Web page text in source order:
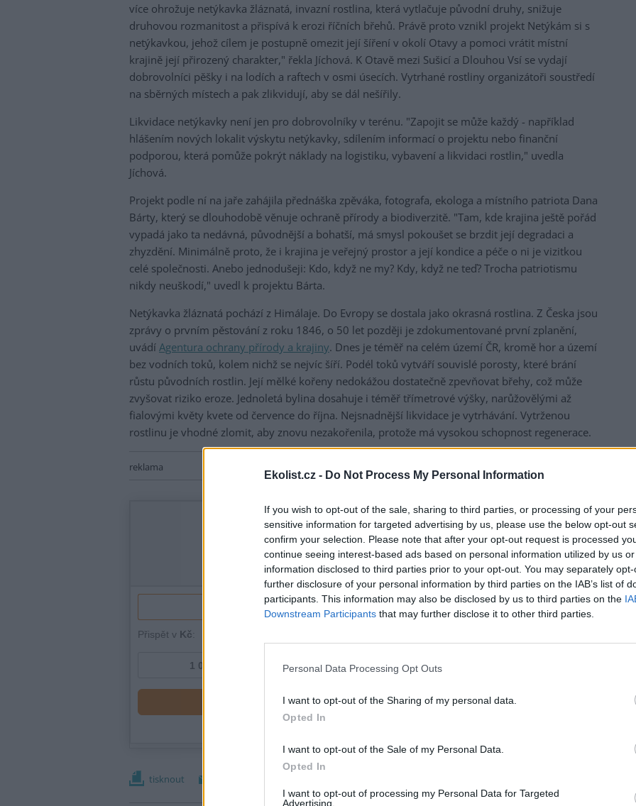
Ekolist.cz - Do Not Process My Personal Information
If you wish to opt-out of the sale, sharing to third parties, or processing of your
sensitive information for targeted advertising by us, please use the below opt-out
confirm your selection. Please note that after your opt-out request is processed
continue seeing interest-based ads based on personal information utilized by us
information disclosed to third parties prior to your opt-out. You may separately
further disclosure of your personal information by third parties on the IAB’s list of
participants. This information may also be disclosed by us to third parties on the
Downstream Participants that may further disclose it to other third parties.
Personal Data Processing Opt Outs
I want to opt-out of the Sharing of my personal data.
Opted In
I want to opt-out of the Sale of my Personal Data.
Opted In
I want to opt-out of processing my Personal Data for Targeted
Advertising.
více ohrožuje netýkavka žláznatá, invazní rostlina, která vytlačuje původní druhy, snižuje
druhovou rozmanitost a přispívá k erozi říčních břehů. Právě proto vznikl projekt Netýkám si s
netýkavkou, jehož cílem je postupně omezit její šíření v okolí Otavy a pomoci vrátit místní
krajině její přirozený charakter," řekla Jíchová. K Otavě mezi Sušicí a Dlouhou Vsí se vydají
dobrovolníci pěšky i na lodích a raftech v osmi úsecích. Vytrhané rostliny organizátoři soustředí
na sběrných místech a pak zlikvidují, aby se dál nešířily.
Likvidace netýkavky není jen pro dobrovolníky v terénu. "Zapojit se může každý - například
hlášením nových lokalit výskytu netýkavky, sdílením informací o projektu nebo finanční
podporou, která pomůže pokrýt náklady na logistiku, vybavení a likvidaci rostlin," uvedla
Jíchová.
Projekt podle ní na jaře zahájila přednáška zpěváka, fotografa, ekologa a místního patriota Dana
Bárty, který se dlouhodobě věnuje ochraně přírody a biodiverzitě. "Tam, kde krajina ještě pořád
vypadá jako ta nedávná, původnější a bohatší, má smysl pokoušet se brzdit její degradaci a
zhyzdění. Minimálně proto, že i krajina je veřejný prostor a její kondice a péče o ni je vizitkou
celé společnosti. Anebo jednodušeji: Kdo, když ne my? Kdy, když ne teď? Trocha patriotismu
nikdy neuškodí," uvedl k projektu Bárta.
Netýkavka žláznatá pochází z Himálaje. Do Evropy se dostala jako okrasná rostlina. Z Česka jsou
zprávy o prvním pěstování z roku 1846, o 50 let později je zdokumentované první zplanění,
uvádí Agentura ochrany přírody a krajiny. Dnes je téměř na celém území ČR, kromě hor a území
bez vodních toků, kolem nichž se nejvíc šíří. Podél toků vytváří souvislé porosty, které brání
růstu původních rostlin. Její mělké kořeny nedokážou dostatečně zpevňovat břehy, což může
zvyšovat riziko eroze. Jednoletá bylina dosahuje i téměř třímetrové výšky, narůžovělými až
fialovými květy kvete od července do října. Nejsnadnější likvidace je vytrhávání. Vytrženou
rostlinu je vhodné zlomit, aby znovu nezakořenila, protože má vysokou schopnost regenerace.
reklama
tisknout